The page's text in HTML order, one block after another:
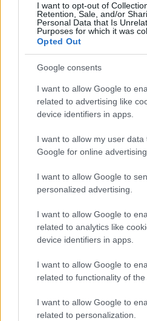
I want to opt-out of
Retention, Sale, and/or
Personal Data that Is
Purposes for which it was
Opted Out
Google consents
I want to allow Google to
related to advertising like
device identifiers in apps.
I want to allow my user data
Google for online
I want to allow Google to
personalized advertising.
I want to allow Google to
related to analytics like
device identifiers in apps.
I want to allow Google to
related to functionality of the
I want to allow Google to
related to personalization.
Milano ospita una mostra sul
reale nell’arte rinascimentale
Camilla Fiore · 7 Ago 2026